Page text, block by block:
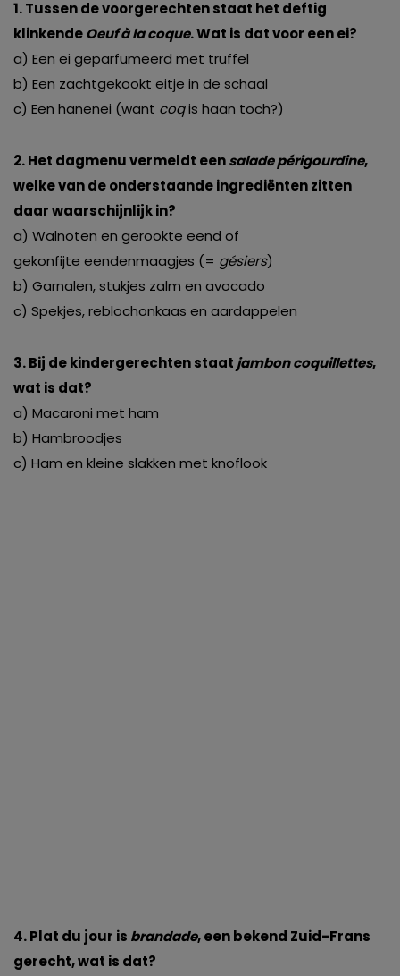
1. Tussen de voorgerechten staat het deftig
klinkendeOeuf à la coque. Wat is dat voor een ei?
a) Een ei geparfumeerd met truffel
b) Een zachtgekookt eitje in de schaal
c) Een hanenei (want coqis haan toch?)
2. Het dagmenu vermeldt eensalade périgourdine,
welke van de onderstaande ingrediënten zitten
daar waarschijnlijk in?
a) Walnoten en gerookte eend of
gekonfijte eendenmaagjes (= gésiers)
b) Garnalen, stukjes zalm en avocado
c) Spekjes, reblochonkaas en aardappelen
3. Bij de kindergerechten staatjambon coquillettes,
wat is dat?
a) Macaroni met ham
b) Hambroodjes
c) Ham en kleine slakken met knoflook
4. Plat du jour is brandade, een bekend Zuid-Frans
gerecht, wat is dat?